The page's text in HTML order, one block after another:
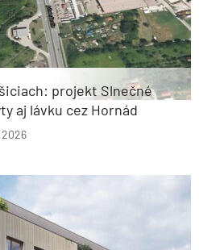
projekt Slnečné
aj lávku cez Hornád
2026